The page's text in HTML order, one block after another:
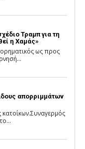
Τραμπ για τη
η Χαμάς»
ως προς
απορριμμάτων